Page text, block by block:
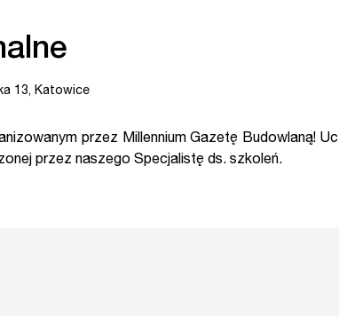
13, Katowice
przez Millennium Gazetę Budowlaną!
przez naszego Specjalistę ds. szkoleń.